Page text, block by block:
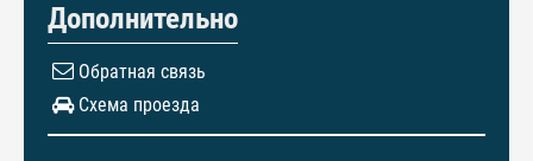
Дополнительно
Обратная связь
Схема проезда